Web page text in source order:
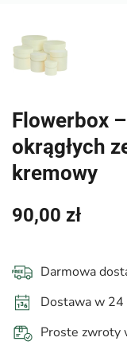
Flowerbox
okrągłych
kremowy
90,00 zł
Darmowa
Dostawa w 24
Proste zwroty